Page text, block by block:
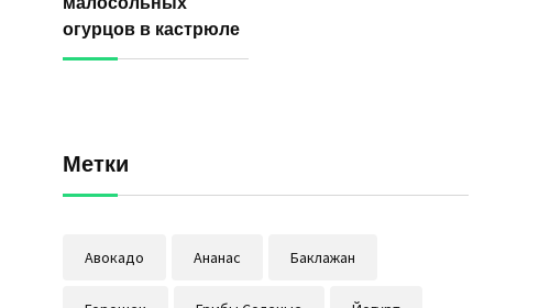
огурцов в кастрюле
Метки
Авокадо Ананас Баклажан